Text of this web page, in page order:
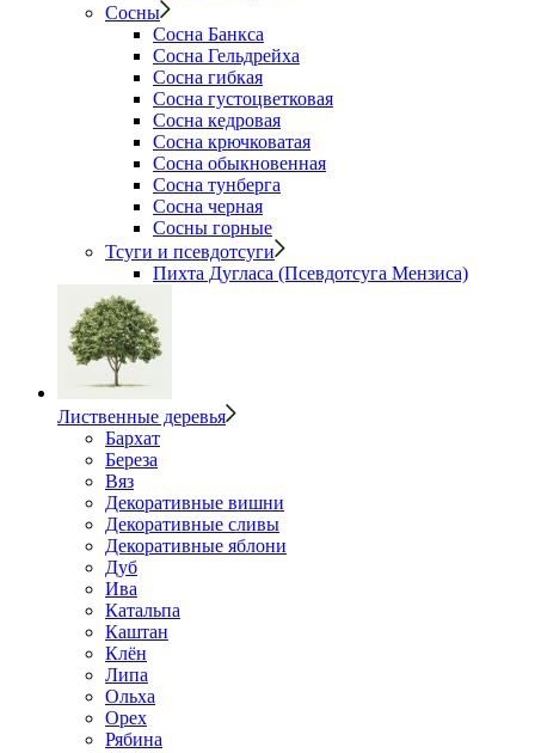
Сосны
Сосна Банкса
Сосна Гельдрейха
Сосна гибкая
Сосна густоцветковая
Сосна кедровая
Сосна крючковатая
Сосна обыкновенная
Сосна тунберга
Сосна черная
Сосны горные
Тсуги и псевдотсуги
Пихта Дугласа (Псевдотсуга Мензиса)
Лиственные деревья
Бархат
Береза
Вяз
Декоративные вишни
Декоративные сливы
Декоративные яблони
Дуб
Ива
Катальпа
Каштан
Клён
Липа
Ольха
Орех
Рябина